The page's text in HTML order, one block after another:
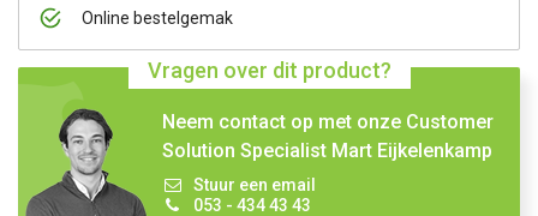
Online bestelgemak
Vragen over dit product?
Neem contact op met onze Customer
Solution Specialist Mart Eijkelenkamp
Stuur een email
053 - 434 43 43